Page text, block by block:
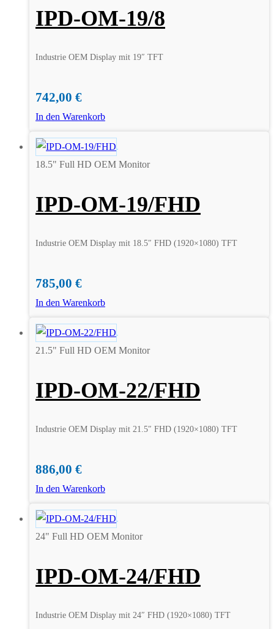
IPD-OM-19/8
Industrie OEM Display mit 19″ TFT
742,00 €
In den Warenkorb
18.5" Full HD OEM Monitor
IPD-OM-19/FHD
Industrie OEM Display mit 18.5″ FHD (1920×1080) TFT
785,00 €
In den Warenkorb
21.5" Full HD OEM Monitor
IPD-OM-22/FHD
Industrie OEM Display mit 21.5″ FHD (1920×1080) TFT
886,00 €
In den Warenkorb
24" Full HD OEM Monitor
IPD-OM-24/FHD
Industrie OEM Display mit 24″ FHD (1920×1080) TFT